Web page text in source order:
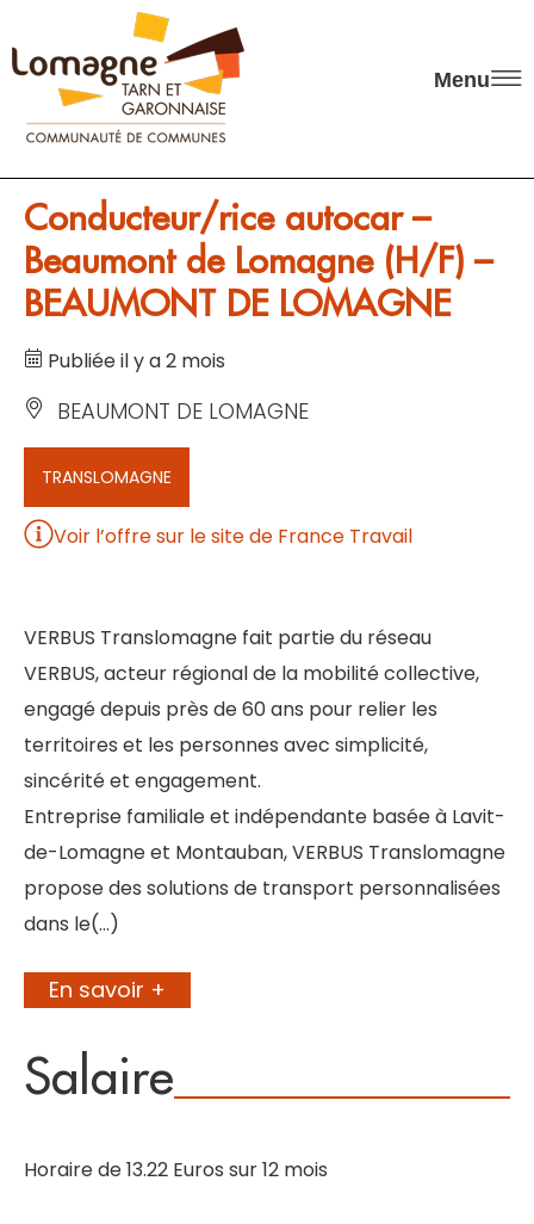
Panneau de gestion des cookies
Menu
Conducteur/rice autocar –
Beaumont de Lomagne (H/F) –
BEAUMONT DE LOMAGNE
Publiée il y a 2 mois
BEAUMONT DE LOMAGNE
TRANSLOMAGNE
Voir l’offre sur le site de France Travail
VERBUS Translomagne fait partie du réseau
VERBUS, acteur régional de la mobilité collective,
engagé depuis près de 60 ans pour relier les
territoires et les personnes avec simplicité,
sincérité et engagement.
Entreprise familiale et indépendante basée à Lavit-
de-Lomagne et Montauban, VERBUS Translomagne
propose des solutions de transport personnalisées
dans le(…)
En savoir +
Salaire
Horaire de 13.22 Euros sur 12 mois